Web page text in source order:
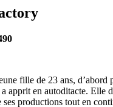
fille de 23 ans, d’abord
a apprit en autoditacte. Elle
ses productions tout en